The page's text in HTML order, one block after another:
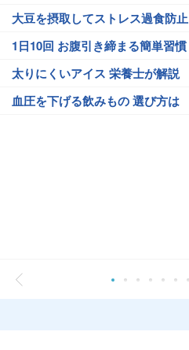
大豆を摂取してストレス過食防止
1日10回 お腹引き締まる簡単習慣
太りにくいアイス 栄養士が解説
血圧を下げる飲みもの 選び方は